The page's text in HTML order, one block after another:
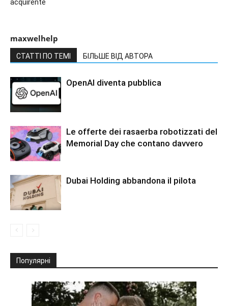
acquirente
maxwelhelp
СТАТТІ ПО ТЕМІ БІЛЬШЕ ВІД АВТОРА
OpenAI diventa pubblica
Le offerte dei rasaerba robotizzati del
Memorial Day che contano davvero
Dubai Holding abbandona il pilota
Популярні